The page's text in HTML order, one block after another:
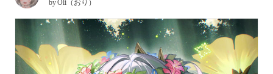
byOli（おり）